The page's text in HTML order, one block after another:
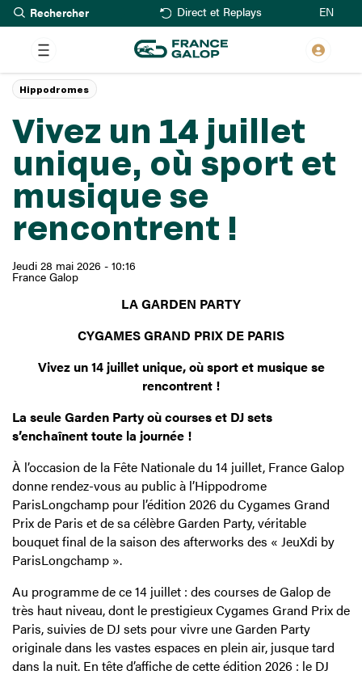
Aller
au
contenu
principal
Rechercher Direct et Replays EN
Vivez un 14 juillet
unique, où sport et
musique se
rencontrent !
Jeudi 28 mai 2026 - 10:16
France Galop
Hippodromes
LA GARDEN PARTY
CYGAMES GRAND PRIX DE PARIS
Vivez un 14 juillet unique, où sport et musique se
rencontrent !
La seule Garden Party où courses et DJ sets
s’enchaînent toute la journée !
À l’occasion de la Fête Nationale du 14 juillet, France Galop
donne rendez-vous au public à l’Hippodrome
ParisLongchamp pour l’édition 2026 du Cygames Grand
Prix de Paris et de sa célèbre Garden Party, véritable
bouquet final de la saison des afterworks des « JeuXdi by
ParisLongchamp ».
Au programme de ce 14 juillet : des courses de Galop de
très haut niveau, dont le prestigieux Cygames Grand Prix de
Paris, suivies de DJ sets pour vivre une Garden Party
originale dans les vastes espaces en plein air, jusque tard
dans la nuit. En tête d’affiche de cette édition 2026 : le DJ